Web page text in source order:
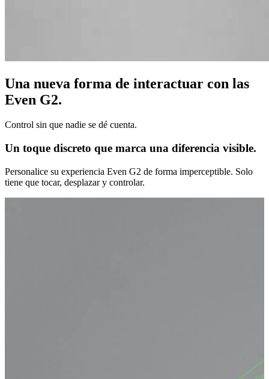
Una nueva forma de interactuar con las
Even G2.
Control sin que nadie se dé cuenta.
Un toque discreto que marca una diferencia visible.
Personalice su experiencia Even G2 de forma imperceptible. Solo
tiene que tocar, desplazar y controlar.